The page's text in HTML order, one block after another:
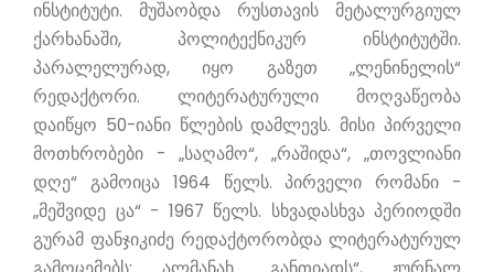
ინსტიტუტი. მუშაობდა რუსთავის მეტალურგიულ
ქარხანაში, პოლიტექნიკურ ინსტიტუტში.
პარალელურად, იყო გაზეთ „ლენინელის“
რედაქტორი. ლიტერატურული მოღვაწეობა
დაიწყო 50-იანი წლების დამლევს. მისი პირველი
მოთხრობები - „საღამო“, „რაშიდა“, „თოვლიანი
დღე“ გამოიცა 1964 წელს. პირველი რომანი -
„მეშვიდე ცა“ - 1967 წელს. სხვადასხვა პერიოდში
გურამ ფანჯიკიძე რედაქტორობდა ლიტერატურულ